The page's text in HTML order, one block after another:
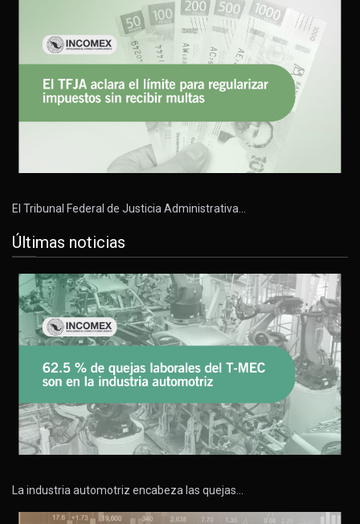
El Tribunal Federal de Justicia Administrativa…
Últimas noticias
La industria automotriz encabeza las quejas…